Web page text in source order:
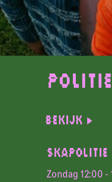
Bekijk
SKAPOLITIE
Zondag 12:00 -